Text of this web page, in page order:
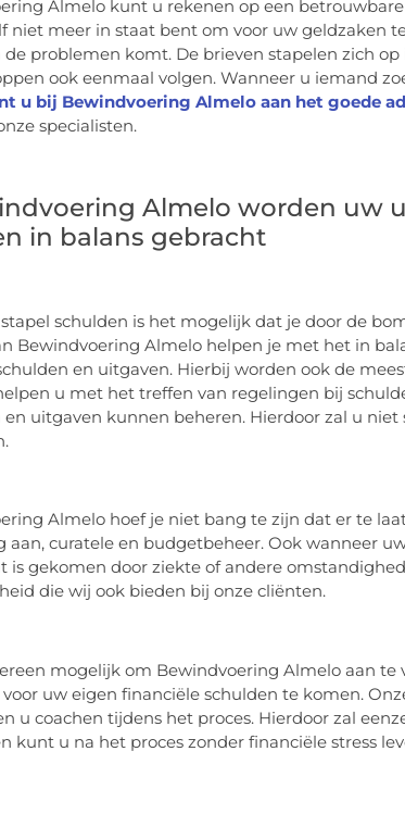
Almelo kunt u rekenen op een
niet meer in staat bent om voor uw geldzaken
problemen komt. De brieven stapelen zich
ook eenmaal volgen. Wanneer u iemand
u bij Bewindvoering Almelo aan het goede
specialisten.
Almelo worden uw
in balans gebracht
schulden is het mogelijk dat je door de
Bewindvoering Almelo helpen je met het in
en uitgaven. Hierbij worden ook de
u met het treffen van regelingen bij
uitgaven kunnen beheren. Hierdoor zal u
Almelo hoef je niet bang te zijn dat er te
aan, curatele en budgetbeheer. Ook wanneer
is gekomen door ziekte of andere
die wij ook bieden bij onze cliënten.
mogelijk om Bewindvoering Almelo aan
uw eigen financiële schulden te komen.
u coachen tijdens het proces. Hierdoor zal
kunt u na het proces zonder financiële stress